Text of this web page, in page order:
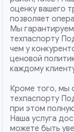
оценку вашего
позволяет
Мы
техпаспорту
чем у
ценовой
каждому
Кроме того, мы
техпаспорту
при этом
Наша услуга
можете быть